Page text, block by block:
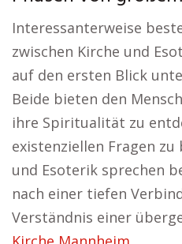
Interessanterweise
zwischen Kirche und
auf den ersten Blick
Beide bieten den
ihre Spiritualität zu
existenziellen Fragen
und Esoterik sprechen
nach einer tiefen
Verständnis einer